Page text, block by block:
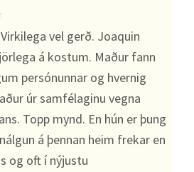
vel gerð. Joaquin
á kostum. Maður fann
persónunnar og hvernig
úr samfélaginu vegna
Topp mynd. En hún er þung
á þennan heim frekar en
og oft í nýjustu